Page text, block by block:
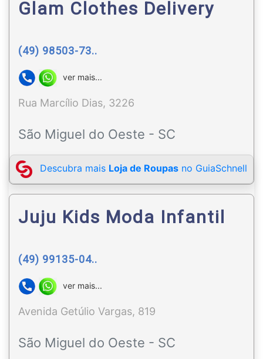
Glam Clothes Delivery
(49) 98503-73..
ver mais...
Rua Marcílio Dias, 3226
São Miguel do Oeste - SC
Descubra mais Loja de Roupas no GuiaSchnell
Juju Kids Moda Infantil
(49) 99135-04..
ver mais...
Avenida Getúlio Vargas, 819
São Miguel do Oeste - SC